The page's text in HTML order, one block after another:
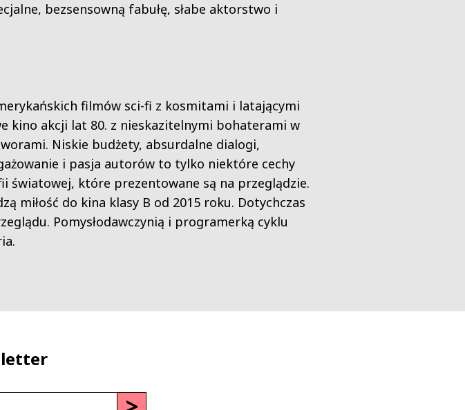
bezsensowną fabułę, słabe aktorstwo i
filmów sci-fi z kosmitami i latającymi
kino akcji lat 80. z nieskazitelnymi bohaterami w
Niskie budżety, absurdalne dialogi,
i pasja autorów to tylko niektóre cechy
które prezentowane są na przeglądzie.
miłość do kina klasy B od 2015 roku. Dotychczas
Pomysłodawczynią i programerką cyklu